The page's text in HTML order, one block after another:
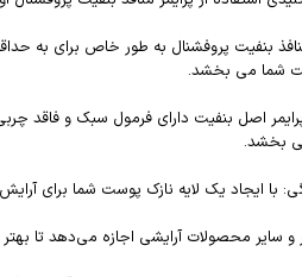
بنفیت پروفشنال به طور خاص برای
شما می بخشد.
پرایمر اصل بنفیت دارای فرمول سبک و
بخشد.
‌‌سایر محصولات آرایشی اجازه می‌دهد تا